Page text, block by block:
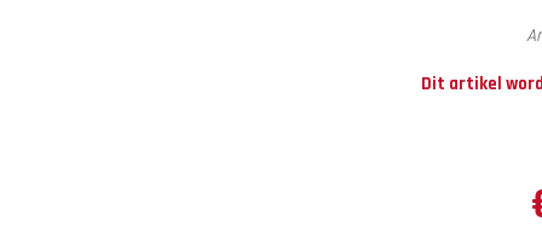
Dit artikel